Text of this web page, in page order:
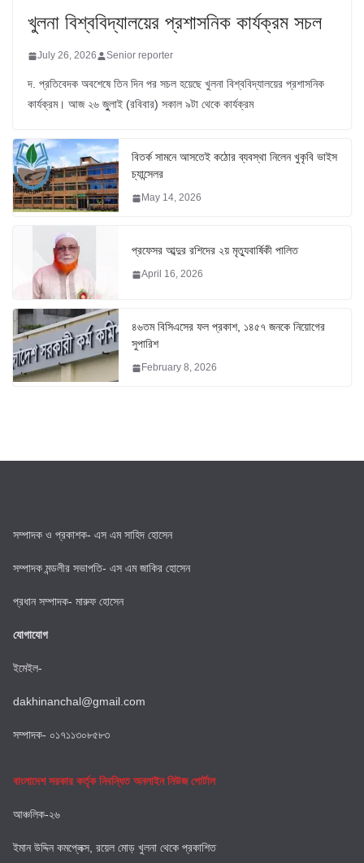
খুলনা বিশ্ববিদ্যালয়ের প্রশাসনিক কার্যক্রম সচল
July 26, 2026 Senior reporter
দ. প্রতিবেদক অবশেষে তিন দিন পর সচল হয়েছে খুলনা বিশ্ববিদ্যালয়ের প্রশাসনিক
কার্যক্রম। আজ ২৬ জুুলাই (রবিবার) সকাল ৯টা থেকে কার্যক্রম
বিতর্ক সামনে আসতেই কঠোর ব্যবস্থা নিলেন খুকৃবি ভাইস
চ্যান্সেলর
May 14, 2026
প্রফেসর আব্দুর রশিদের ২য় মৃত্যুবার্ষিকী পালিত
April 16, 2026
৪৬তম বিসিএসের ফল প্রকাশ, ১৪৫৭ জনকে নিয়োগের
সুপারিশ
February 8, 2026
সম্পাদক ও প্রকাশক- এস এম সাহিদ হোসেন
সম্পাদক মন্ডলীর সভাপতি- এস এম জাকির হোসেন
প্রধান সম্পাদক- মারুফ হোসেন
যোগাযোগ
ইমেইল-
dakhinanchal@gmail.com
সম্পাদক- ০১৭১১৩০৮৫৮৩
বাংলাদেশ সরকার কর্তৃক নিবন্ধিত অনলাইন নিউজ পোর্টাল
আঞ্চলিক-২৬
ইমান উদ্দিন কমপ্লেক্স, রয়েল মোড় খুলনা থেকে প্রকাশিত